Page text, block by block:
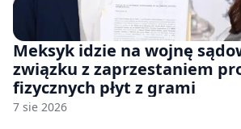
Meksyk idzie na wojnę
związku z zaprzestaniem
fizycznych płyt z grami
7 sie 2026